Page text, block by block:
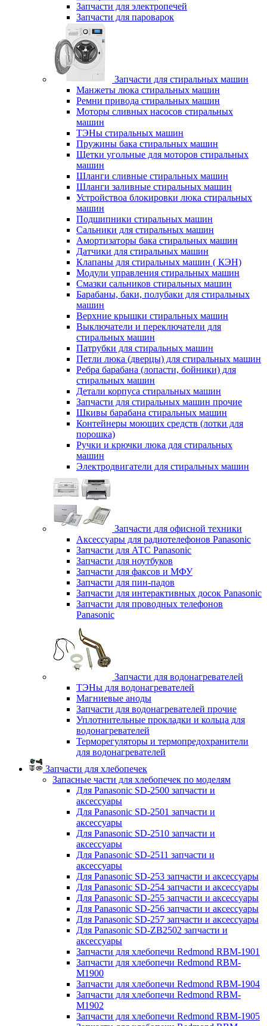
Запчасти для электропечей
Запчасти для пароварок
Запчасти для стиральных машин
Манжеты люка стиральных машин
Ремни привода стиральных машин
Моторы сливных насосов стиральных
машин
ТЭНы стиральных машин
Пружины бака стиральных машин
Щетки угольные для моторов стиральных
машин
Шланги сливные стиральных машин
Шланги заливные стиральных машин
Устройствоа блокировки люка стиральных
машин
Подшипники стиральных машин
Сальники для стиральных машин
Амортизаторы бака стиральных машин
Датчики для стиральных машин
Клапаны для стиральных машин ( КЭН)
Модули управления стиральных машин
Смазки сальников стиральных машин
Барабаны, баки, полубаки для стиральных
машин
Верхние крышки стиральных машин
Выключатели и переключатели для
стиральных машин
Патрубки для стиральных машин
Петли люка (дверцы) для стиральных машин
Ребра барабана (лопасти, бойники) для
стиральных машин
Детали корпуса стиральных машин
Запчасти для стиральных машин прочие
Шкивы барабана стиральных машин
Контейнеры моющих средств (лотки для
порошка)
Ручки и крючки люка для стиральных
машин
Электродвигатели для стиральных машин
Запчасти для офисной техники
Аксессуары для радиотелефонов Panasonic
Запчасти для АТС Panasonic
Запчасти для ноутбуков
Запчасти для факсов и МФУ
Запчасти для пин-падов
Запчасти для интерактивных досок Panasonic
Запчасти для проводных телефонов
Panasonic
Запчасти для водонагревателей
ТЭНы для водонагревателей
Магниевые аноды
Запчасти для водонагревателей прочие
Уплотнительные прокладки и кольца для
водонагревателей
Терморегуляторы и термопредохранители
для водонагревателей
Запчасти для хлебопечек
Запасные части для хлебопечек по моделям
Для Panasonic SD-2500 запчасти и
аксессуары
Для Panasonic SD-2501 запчасти и
аксессуары
Для Panasonic SD-2510 запчасти и
аксессуары
Для Panasonic SD-2511 запчасти и
аксессуары
Для Panasonic SD-253 запчасти и аксессуары
Для Panasonic SD-254 запчасти и аксессуары
Для Panasonic SD-255 запчасти и аксессуары
Для Panasonic SD-256 запчасти и аксессуары
Для Panasonic SD-257 запчасти и аксессуары
Для Panasonic SD-ZB2502 запчасти и
аксессуары
Запчасти для хлебопечи Redmond RBM-1901
Запчасти для хлебопечи Redmond RBM-
M1900
Запчасти для хлебопечи Redmond RBM-1904
Запчасти для хлебопечи Redmond RBM-
M1902
Запчасти для хлебопечи Redmond RBM-1905